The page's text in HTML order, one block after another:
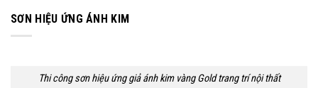
SƠN HIỆU ỨNG ÁNH KIM
Thi công sơn hiệu ứng giả ánh kim vàng Gold trang trí nội thất